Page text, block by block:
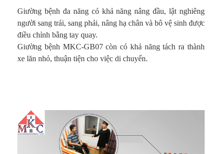
Giường bệnh đa năng có khả năng nâng đầu, lật nghiêng
người sang trái, sang phải, nâng hạ chân và bô vệ sinh được
điều chỉnh bằng tay quay.
Giường bệnh MKC-GB07 còn có khả năng tách ra thành
xe lăn nhỏ, thuận tiện cho việc di chuyển.